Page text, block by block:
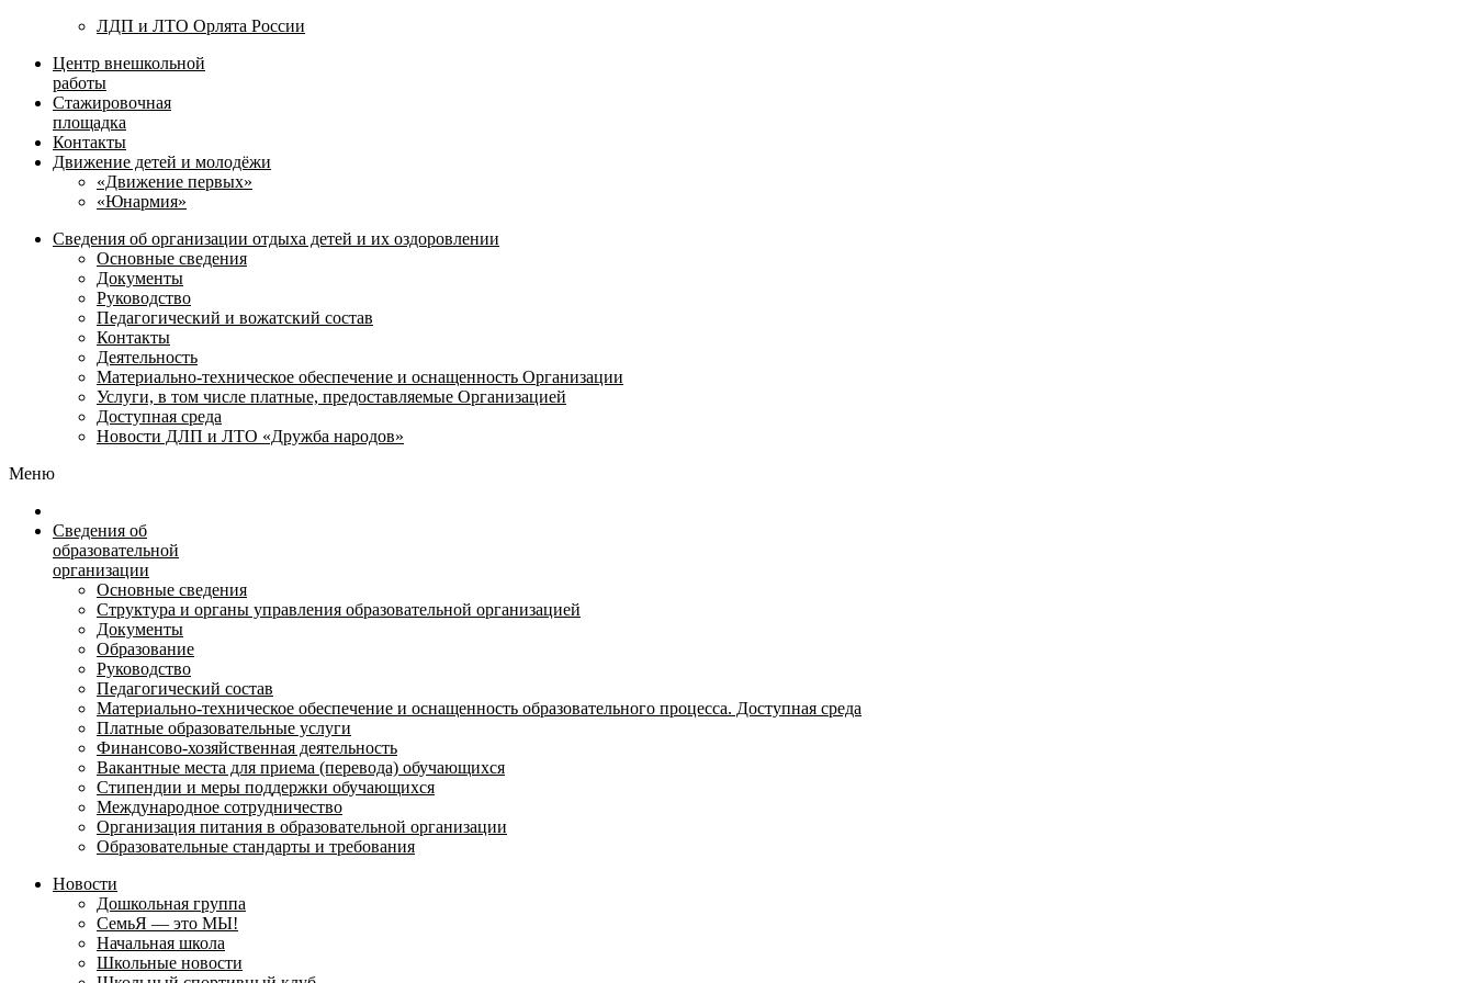
ЛДП и ЛТО Орлята России
Центр внешкольной
работы
Стажировочная
площадка
Контакты
Движение детей и молодёжи
«Движение первых»
«Юнармия»
Сведения об организации отдыха детей и их оздоровлении
Основные сведения
Документы
Руководство
Педагогический и вожатский состав
Контакты
Деятельность
Материально-техническое обеспечение и оснащенность Организации
Услуги, в том числе платные, предоставляемые Организацией
Доступная среда
Новости ДЛП и ЛТО «Дружба народов»
Меню
Сведения об
образовательной
организации
Основные сведения
Структура и органы управления образовательной организацией
Документы
Образование
Руководство
Педагогический состав
Материально-техническое обеспечение и оснащенность образовательного процесса. Доступная среда
Платные образовательные услуги
Финансово-хозяйственная деятельность
Вакантные места для приема (перевода) обучающихся
Стипендии и меры поддержки обучающихся
Международное сотрудничество
Организация питания в образовательной организации
Образовательные стандарты и требования
Новости
Дошкольная группа
СемьЯ — это МЫ!
Начальная школа
Школьные новости